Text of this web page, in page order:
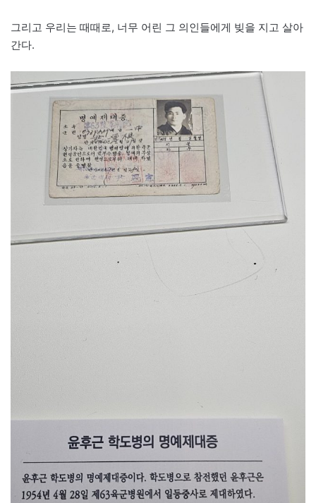
그리고 우리는 때때로, 너무 어린 그 의인들에게 빚을 지고 살아
간다.